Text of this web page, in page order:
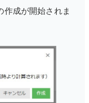
作成が開始されま